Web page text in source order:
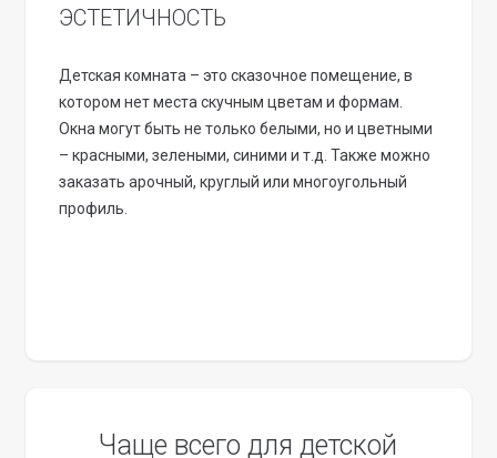
ЭСТЕТИЧНОСТЬ
Детская комната – это сказочное помещение, в
котором нет места скучным цветам и формам.
Окна могут быть не только белыми, но и цветными
– красными, зелеными, синими и т.д. Также можно
заказать арочный, круглый или многоугольный
профиль.
Чаще всего для детской